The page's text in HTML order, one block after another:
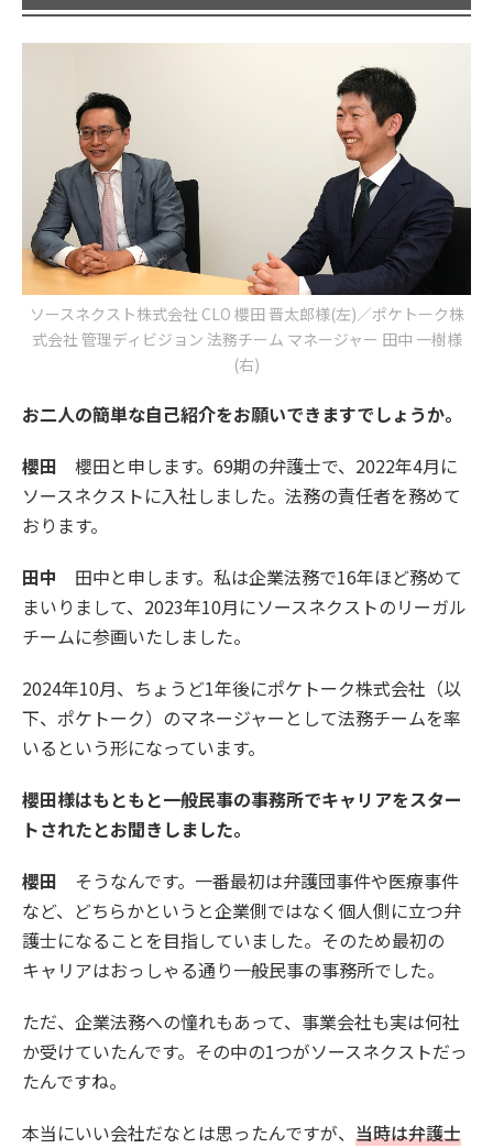
ソースネクスト株式会社 CLO 櫻田 晋太郎様(左)／ポケトーク株
式会社 管理ディビジョン 法務チーム マネージャー 田中 一樹様
(右)
お二人の簡単な自己紹介をお願いできますでしょうか。
櫻田 櫻田と申します。69期の弁護士で、2022年4月に
ソースネクストに入社しました。法務の責任者を務めて
おります。
田中 田中と申します。私は企業法務で16年ほど務めて
まいりまして、2023年10月にソースネクストのリーガル
チームに参画いたしました。
2024年10月、ちょうど1年後にポケトーク株式会社（以
下、ポケトーク）のマネージャーとして法務チームを率
いるという形になっています。
櫻田様はもともと一般民事の事務所でキャリアをスター
トされたとお聞きしました。
櫻田 そうなんです。一番最初は弁護団事件や医療事件
など、どちらかというと企業側ではなく個人側に立つ弁
護士になることを目指していました。そのため最初の
キャリアはおっしゃる通り一般民事の事務所でした。
ただ、企業法務への憧れもあって、事業会社も実は何社
か受けていたんです。その中の1つがソースネクストだっ
たんですね。
本当にいい会社だなとは思ったんですが、 当時は弁護士